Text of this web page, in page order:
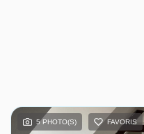
5 PHOTO(S) FAVORIS